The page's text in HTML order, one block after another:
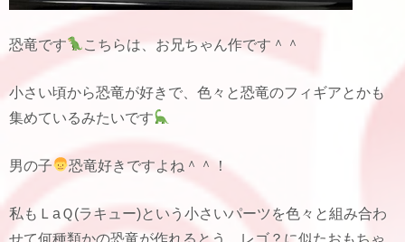
恐竜です こちらは、お兄ちゃん作です＾＾
小さい頃から恐竜が好きで、色々と恐竜のフィギアとかも
集めているみたいです
男の子 恐竜好きですよね＾＾！
私もＬaＱ(ラキュー)という小さいパーツを色々と組み合わ
せて何種類かの恐竜が作れるとう、レゴ？に似たおもちゃ